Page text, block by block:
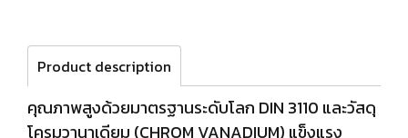
Product description
คุณภาพสูงด้วยมาตรฐานระดับโลก DIN 3110 และวัสดุ
โครมวานาเดียม (CHROM VANADIUM) แข็งแรง